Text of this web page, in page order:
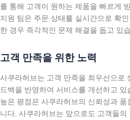
를 통해 고객이 원하는 제품을 빠르게
지원 팀은 주문 상태를 실시간으로 확
한 경우 즉각적인 문제 해결을 돕고 있
고객 만족을 위한 노력
사쿠라허브는 고객 만족을 최우선으로
드백을 반영하여 서비스를 개선하고
높은 평점은 사쿠라허브의 신뢰성과
니다. 사쿠라허브는 앞으로도 고객들의